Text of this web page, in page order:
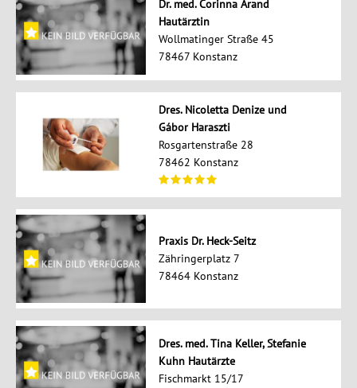
Dr. med. Corinna Arand
Hautärztin
Wollmatinger Straße 45
78467 Konstanz
Dres. Nicoletta Denize und
Gábor Haraszti
Rosgartenstraße 28
78462 Konstanz
Praxis Dr. Heck-Seitz
Zähringerplatz 7
78464 Konstanz
Dres. med. Tina Keller, Stefanie
Kuhn Hautärzte
Fischmarkt 15/17